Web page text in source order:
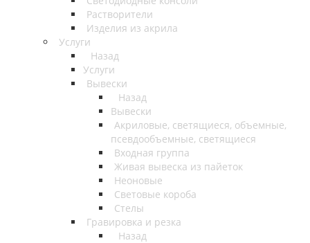
Растворители
Изделия из акрила
Услуги
Назад
Услуги
Вывески
Назад
Вывески
Акриловые, светящиеся, объемные,
псевдообъемные, светящиеся
Входная группа
Живая вывеска из пайеток
Неоновые
Световые короба
Стелы
Гравировка и резка
Назад